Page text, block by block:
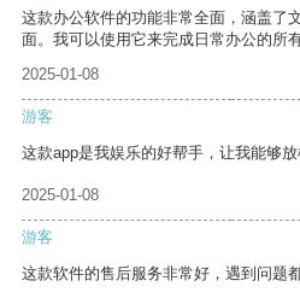
这款办公软件的功能非常全面，涵盖了
面。我可以使用它来完成日常办公的所
2025-01-08
游客
这款app是我娱乐的好帮手，让我能够放
2025-01-08
游客
这款软件的售后服务非常好，遇到问题